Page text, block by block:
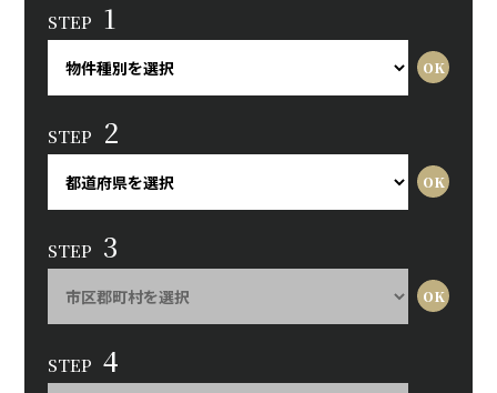
STEP 1
STEP 2
STEP 3
STEP 4